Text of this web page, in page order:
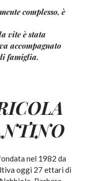
complesso, è
vite è stata
accompagnato
famiglia.
nel 1982 da
oggi 27 ettari di